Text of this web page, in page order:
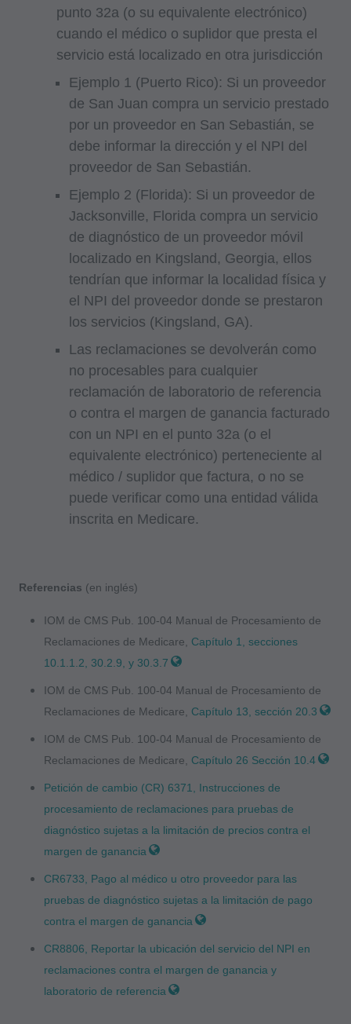
punto 32a (o su equivalente electrónico)
cuando el médico o suplidor que presta el
servicio está localizado en otra jurisdicción
Ejemplo 1 (Puerto Rico): Si un proveedor
de San Juan compra un servicio prestado
por un proveedor en San Sebastián, se
debe informar la dirección y el NPI del
proveedor de San Sebastián.
Ejemplo 2 (Florida): Si un proveedor de
Jacksonville, Florida compra un servicio
de diagnóstico de un proveedor móvil
localizado en Kingsland, Georgia, ellos
tendrían que informar la localidad física y
el NPI del proveedor donde se prestaron
los servicios (Kingsland, GA).
Las reclamaciones se devolverán como
no procesables para cualquier
reclamación de laboratorio de referencia
o contra el margen de ganancia facturado
con un NPI en el punto 32a (o el
equivalente electrónico) perteneciente al
médico / suplidor que factura, o no se
puede verificar como una entidad válida
inscrita en Medicare.
Referencias (en inglés)
IOM de CMS Pub. 100-04 Manual de Procesamiento de
Reclamaciones de Medicare, Capítulo 1, secciones
10.1.1.2, 30.2.9, y 30.3.7
IOM de CMS Pub. 100-04 Manual de Procesamiento de
Reclamaciones de Medicare, Capítulo 13, sección 20.3
IOM de CMS Pub. 100-04 Manual de Procesamiento de
Reclamaciones de Medicare, Capítulo 26 Sección 10.4
Petición de cambio (CR) 6371, Instrucciones de
procesamiento de reclamaciones para pruebas de
diagnóstico sujetas a la limitación de precios contra el
margen de ganancia
CR6733, Pago al médico u otro proveedor para las
pruebas de diagnóstico sujetas a la limitación de pago
contra el margen de ganancia
CR8806, Reportar la ubicación del servicio del NPI en
reclamaciones contra el margen de ganancia y
laboratorio de referencia
Usted, sus empleados y agentes están
autorizados a utilizar CPT solamente como
Determinaciones de Cobertura Local (LCDs),
Políticas de Revisión Médica Local (LMRPs),
Boletines/Hojas Informativas,
Memorandos del Programa e Instrucciones de
Facturación,
Políticas de Cobertura y Codificación,
Boletines e Información de Integridad del
Programa,
Materiales Educacionales/de Capacitación,
Correos especiales,
Tarifas Fijas;
internamente dentro de su organización dentro
de los Estados Unidos para su propio uso, el de
sus empleados y agentes. El uso está limitado
al uso en Medicare, Medicaid u otros programas
administrados por los Centros de Servicios de
Medicare y Medicaid (CMS), anteriormente
conocido como Administración de
Financiamiento de Cuidado de la Salud (HCFA,
cumplan con los términos de este acuerdo.
Cualquier uso no autorizado en este documento
está prohibido, incluyendo a manera de
ilustración y no a manera de limitación,
haciendo copias de CPT para la reventa y/o
licencia, transfiriendo copias de CPT a
comercial de CPT. La licencia para utilizar CPT
para cualquier uso no autorizado aquí debe
obtenerse a través de la AMA, CPT Intellectual
Property Services, 515 N. State Street, Chicago,
IL 60610. Las aplicaciones están disponibles
(en inglés) en el sitio web de AMA. Las
restricciones aplicables de FARS/DFARS se
aplican al uso del gobierno.